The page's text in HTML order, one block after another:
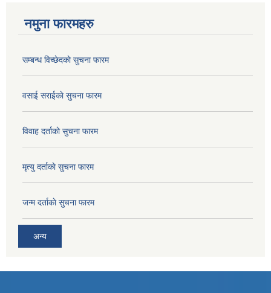
नमुना फारमहरु
सम्बन्ध विच्छेदकाे सुचना फारम
वसाई सराईकाे सुचना फारम
विवाह दर्ताकाे सुचना फारम
मृत्यु दर्ताकाे सुचना फारम
जन्म दर्ताकाे सुचना फारम
अन्य